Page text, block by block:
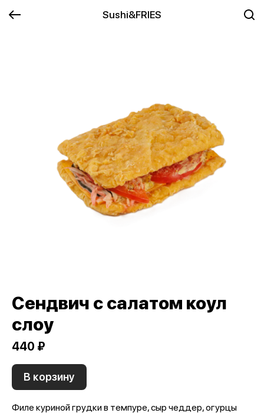
Sushi&FRIES
Сендвич с салатом коул
слоу
440 ₽
В корзину
Филе куриной грудки в темпуре, сыр чеддер, огурцы